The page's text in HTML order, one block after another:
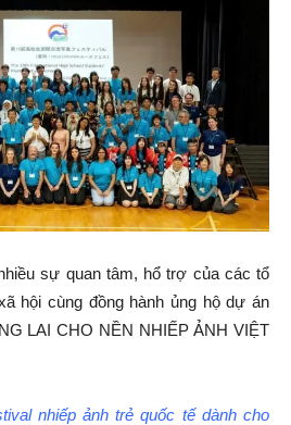
sự quan tâm, hổ trợ của các tổ
hội cùng đồng hành ủng hộ dự án
LAI CHO NỀN NHIẾP ẢNH VIỆT
nhiếp ảnh trẻ quốc tế dành cho